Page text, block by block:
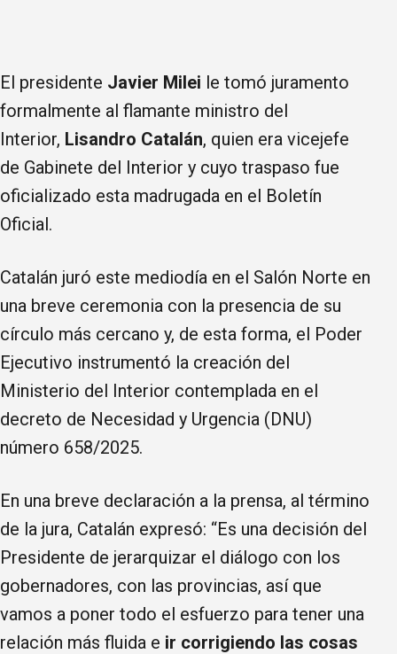
El presidente Javier Milei le tomó juramento
formalmente al flamante ministro del
Interior, Lisandro Catalán, quien era vicejefe
de Gabinete del Interior y cuyo traspaso fue
oficializado esta madrugada en el Boletín
Oficial.
Catalán juró este mediodía en el Salón Norte en
una breve ceremonia con la presencia de su
círculo más cercano y, de esta forma, el Poder
Ejecutivo instrumentó la creación del
Ministerio del Interior contemplada en el
decreto de Necesidad y Urgencia (DNU)
número 658/2025.
En una breve declaración a la prensa, al término
de la jura, Catalán expresó: “Es una decisión del
Presidente de jerarquizar el diálogo con los
gobernadores, con las provincias, así que
vamos a poner todo el esfuerzo para tener una
relación más fluida e ir corrigiendo las cosas